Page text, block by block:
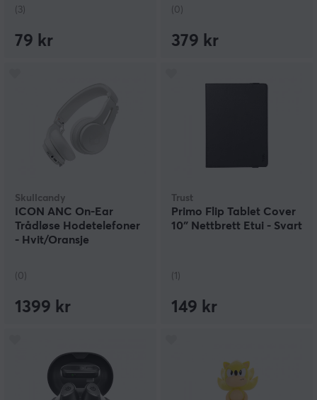
(3)
79 kr
(0)
379 kr
Skullcandy
ICON ANC On-Ear
Trådløse Hodetelefoner
- Hvit/Oransje
(0)
1399 kr
Trust
Primo Flip Tablet Cover
10″ Nettbrett Etui - Svart
(1)
149 kr